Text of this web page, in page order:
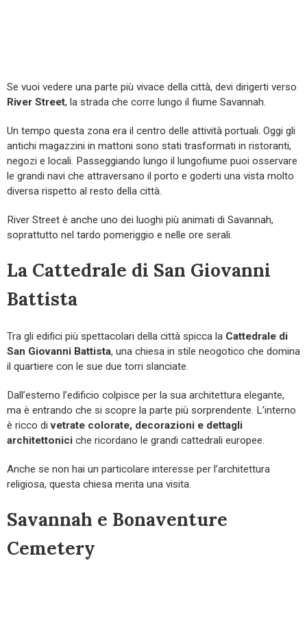
Se vuoi vedere una parte più vivace della città, devi dirigerti verso
River Street, la strada che corre lungo il fiume Savannah.
Un tempo questa zona era il centro delle attività portuali. Oggi gli
antichi magazzini in mattoni sono stati trasformati in ristoranti,
negozi e locali. Passeggiando lungo il lungofiume puoi osservare
le grandi navi che attraversano il porto e goderti una vista molto
diversa rispetto al resto della città.
River Street è anche uno dei luoghi più animati di Savannah,
soprattutto nel tardo pomeriggio e nelle ore serali.
La Cattedrale di San Giovanni
Battista
Tra gli edifici più spettacolari della città spicca la Cattedrale di
San Giovanni Battista, una chiesa in stile neogotico che domina
il quartiere con le sue due torri slanciate.
Dall’esterno l’edificio colpisce per la sua architettura elegante,
ma è entrando che si scopre la parte più sorprendente. L’interno
è ricco divetrate colorate, decorazioni e dettagli
architettonici che ricordano le grandi cattedrali europee.
Anche se non hai un particolare interesse per l’architettura
religiosa, questa chiesa merita una visita.
Savannah e Bonaventure
Cemetery